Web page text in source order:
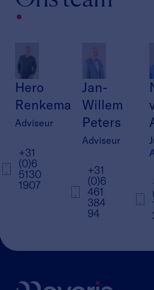
Hero
Renkema
Adviseur
+31
(0)6
5130
1907
Jan-
Willem
Peters
Adviseur
+31
(0)6
461
384
94